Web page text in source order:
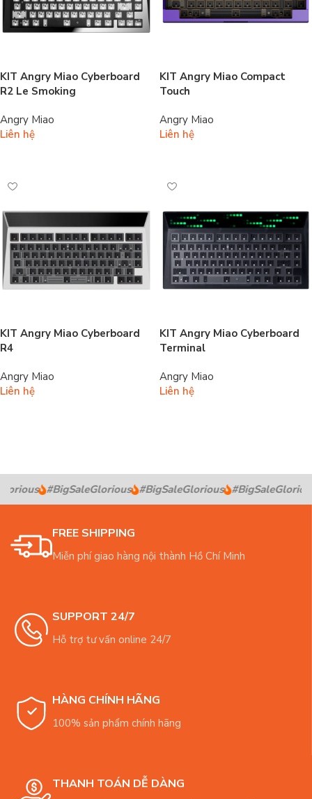
KIT Angry Miao Cyberboard
R2 Le Smoking
Angry Miao
Liên hệ
KIT Angry Miao Compact
Touch
Angry Miao
Liên hệ
KIT Angry Miao Cyberboard
R4
Angry Miao
Liên hệ
KIT Angry Miao Cyberboard
Terminal
Angry Miao
Liên hệ
#BigSaleGlorious #BigSaleGlorious #BigSaleGlorious
FREE SHIPPING
Miễn phí giao hàng nội thành Hồ Chí Minh
SUPPORT 24/7
Hỗ trợ tư vấn online 24/7
HÀNG CHÍNH HÃNG
100% sản phẩm chính hãng
THANH TOÁN DỄ DÀNG